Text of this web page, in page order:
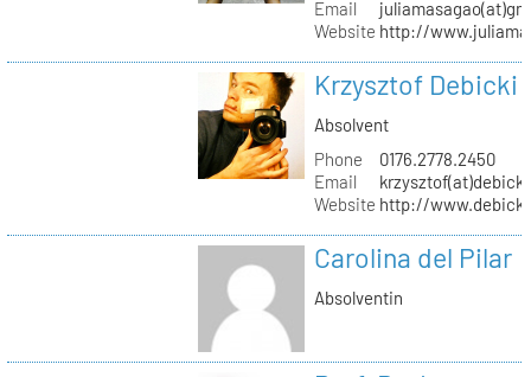
Email
Website http://
Krzysztof Debicki
Absolvent
Phone
0176.2778.2450
Email
Website http://
Carolina del Pilar
Absolventin